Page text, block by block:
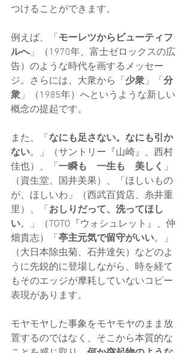
つけることができます。
例えば、「 モーレツからビューティフ
ルへ」（1970年、富士ゼロックスの広
告）のような時代を画するメッセー
ジ。さらには、大衆から「 少衆」「 分
衆」（1985年）へというような新しい
概念の提起です。
また、「 なにも足さない。なにも引か
ない。」（サントリー『山崎』、西村
佳也）、「 一瞬も　一生も　美しく 」
（資生堂、国井美果）、「ほしいもの
が、ほしいわ」（西武百貨店、糸井重
里）、「 おしりだって、洗ってほし
い。」（TOTO『ウォシュレット』、仲
畑貴志）「 亭主元気で留守がいい。」
（大日本除虫菊、石井達矢）などのよ
うに先鋭的に登場しながら、時を経て
もそのエッジが摩耗していないコピー
表現があります。
モヤモヤした事象をモヤモヤのまま放
置するのではなく、そこから本質的な